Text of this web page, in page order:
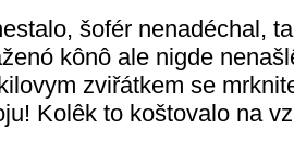
šofér nenadéchal,
kônô ale nigde
zviřátkem se
Kolêk to koštovalo na